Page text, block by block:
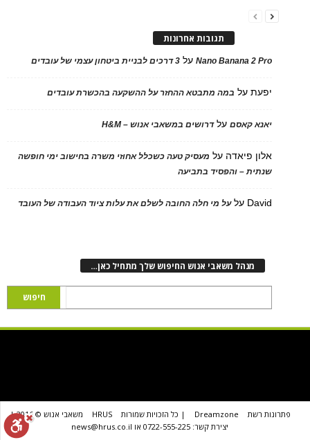
תגובות אחרונות
Nano Banana 2 Proעל 3 דרכים לבניית ביטחון עצמי של עובדים
יפעתעל במה מתבטא ההחזר על ההשקעה בהכשרת עובדים
יאנא קאסםעלדרושים במשאבי אנוש – H&M
אלון פיאדה על מעסיק טעה כשכלל אחוזי משרה בחישוב ימי חופשה
שנתית – והפסיד בתביעה
David עלעל מי חלה החובה לשלם את עלות ציוד העבודה של העובד
מנהל משאבי אנוש החיפוש שלך מתחיל כאן…
פתרונות רשת Dreamzone | כל הזכויות שמורות HRUS
משאבי אנוש © 2016 |
יצירת קשר: 0722-555-225 או news@hrus.co.il